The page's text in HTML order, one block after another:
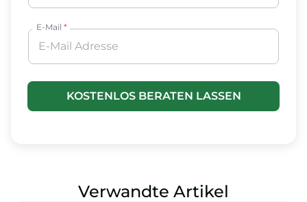
E-Mail *
KOSTENLOS BERATEN LASSEN
Verwandte Artikel